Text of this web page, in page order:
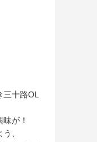
十路OL
が！
、